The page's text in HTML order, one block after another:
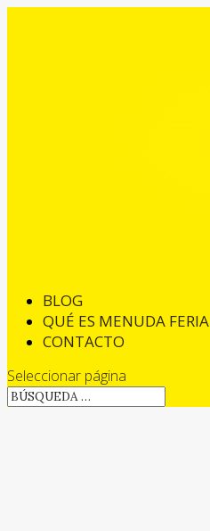
BLOG
QUÉ ES MENUDA FERIA
CONTACTO
Seleccionar página